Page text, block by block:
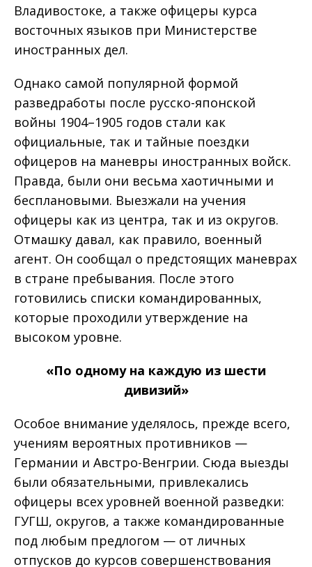
Владивостоке, а также офицеры курса
восточных языков при Министерстве
иностранных дел.
Однако самой популярной формой
разведработы после русско-японской
войны 1904–1905 годов стали как
официальные, так и тайные поездки
офицеров на маневры иностранных войск.
Правда, были они весьма хаотичными и
бесплановыми. Выезжали на учения
офицеры как из центра, так и из округов.
Отмашку давал, как правило, военный
агент. Он сообщал о предстоящих маневрах
в стране пребывания. После этого
готовились списки командированных,
которые проходили утверждение на
высоком уровне.
«По одному на каждую из шести
дивизий»
Особое внимание уделялось, прежде всего,
учениям вероятных противников —
Германии и Австро-Венгрии. Сюда выезды
были обязательными, привлекались
офицеры всех уровней военной разведки:
ГУГШ, округов, а также командированные
под любым предлогом — от личных
отпусков до курсов совершенствования